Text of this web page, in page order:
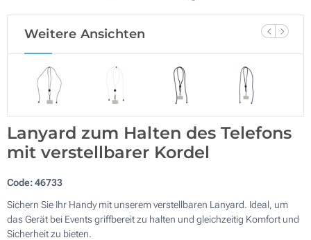
Weitere Ansichten
Lanyard zum Halten des Telefons
mit verstellbarer Kordel
Code:46733
Sichern Sie Ihr Handy mit unserem verstellbaren Lanyard. Ideal, um
das Gerät bei Events griffbereit zu halten und gleichzeitig Komfort und
Sicherheit zu bieten.